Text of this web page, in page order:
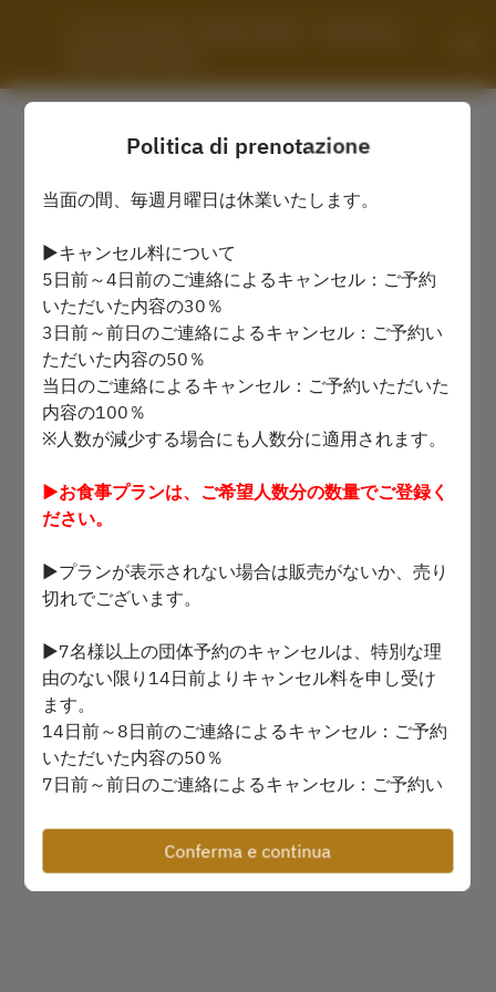
Visualizza la politica di prenotazione
French Cuisine "Queen Alice"
2 Ospiti
Trova un tavolo
Powered by
Politica di prenotazione
当面の間、毎週月曜日は休業いたします。
▶キャンセル料について
5日前～4日前のご連絡によるキャンセル：ご予約
いただいた内容の30％
3日前～前日のご連絡によるキャンセル：ご予約い
ただいた内容の50％
当日のご連絡によるキャンセル：ご予約いただいた
内容の100％
※人数が減少する場合にも人数分に適用されます。
▶お食事プランは、ご希望人数分の数量でご登録く
ださい。
▶プランが表示されない場合は販売がないか、売り
切れでございます。
▶7名様以上の団体予約のキャンセルは、特別な理
由のない限り14日前よりキャンセル料を申し受け
ます。
14日前～8日前のご連絡によるキャンセル：ご予約
いただいた内容の50％
7日前～前日のご連絡によるキャンセル：ご予約い
当日のご連絡によるキャンセル：ご予約いただいた
※人数が減少する場合にも人数分に適用されます。
Conferma e continua